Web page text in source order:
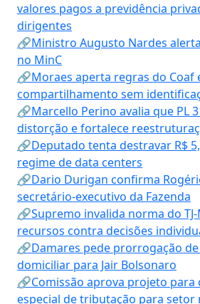
valores pagos a previdência
dirigentes
🔗Ministro Augusto Nardes
no MinC
🔗Moraes aperta regras do Coaf
compartilhamento sem
🔗Marcello Perino avalia que PL
distorção e fortalece
🔗Deputado tenta destravar R$
regime de data centers
🔗Dario Durigan confirma
secretário-executivo da Fazenda
🔗Supremo invalida norma do
recursos contra decisões
🔗Damares pede prorrogação de
domiciliar para Jair Bolsonaro
🔗Comissão aprova projeto para
especial de tributação para